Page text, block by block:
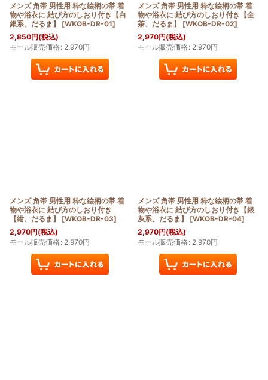
メンズ 角帯 男性用 粋な絵柄の帯 着
物や浴衣に 結び方のしおり付き【白
銀系、だるま】
[WKOB-DR-01]
2,850円(税込)
モール販売価格: 2,970円
メンズ 角帯 男性用 粋な絵柄の帯 着
物や浴衣に 結び方のしおり付き【金
茶、だるま】
[WKOB-DR-02]
2,970円(税込)
モール販売価格: 2,970円
メンズ 角帯 男性用 粋な絵柄の帯 着
物や浴衣に 結び方のしおり付き
【紺、だるま】
[WKOB-DR-03]
2,970円(税込)
モール販売価格: 2,970円
メンズ 角帯 男性用 粋な絵柄の帯 着
物や浴衣に 結び方のしおり付き【銀
灰系、だるま】
[WKOB-DR-04]
2,970円(税込)
モール販売価格: 2,970円